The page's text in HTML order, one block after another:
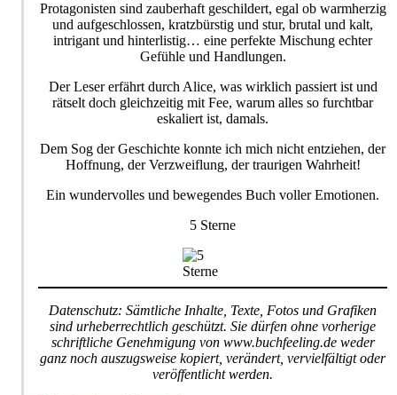
Protagonisten sind zauberhaft geschildert, egal ob warmherzig
und aufgeschlossen, kratzbürstig und stur, brutal und kalt,
intrigant und hinterlistig… eine perfekte Mischung echter
Gefühle und Handlungen.
Der Leser erfährt durch Alice, was wirklich passiert ist und
rätselt doch gleichzeitig mit Fee, warum alles so furchtbar
eskaliert ist, damals.
Dem Sog der Geschichte konnte ich mich nicht entziehen, der
Hoffnung, der Verzweiflung, der traurigen Wahrheit!
Ein wundervolles und bewegendes Buch voller Emotionen.
5 Sterne
Datenschutz: Sämtliche Inhalte, Texte, Fotos und Grafiken
sind urheberrechtlich geschützt. Sie dürfen ohne vorherige
schriftliche Genehmigung von www.buchfeeling.de weder
ganz noch auszugsweise kopiert, verändert, vervielfältigt oder
veröffentlicht werden.